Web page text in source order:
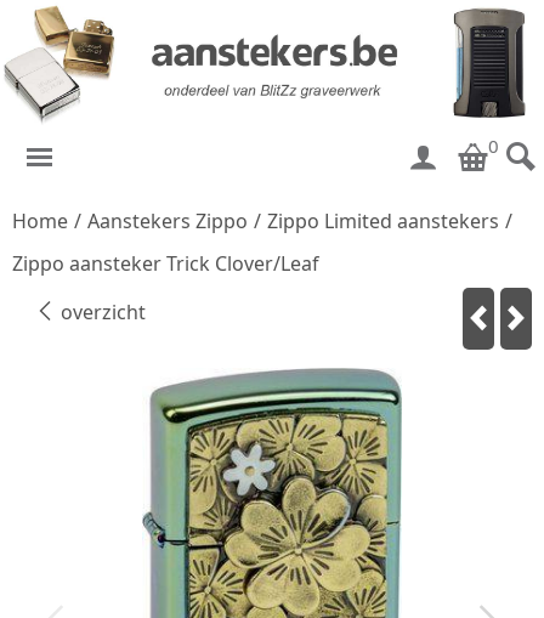
0
Home / Aanstekers Zippo / Zippo Limited aanstekers /
Zippo aansteker Trick Clover/Leaf
overzicht